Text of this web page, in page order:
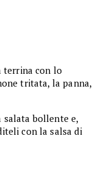
terrina con lo
tritata, la panna,
salata bollente e,
con la salsa di